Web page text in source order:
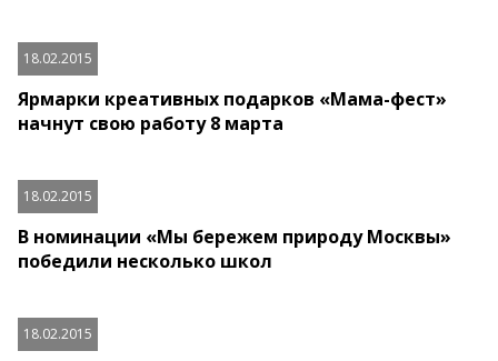
18.02.2015
Ярмарки креативных подарков «Мама-фест»
начнут свою работу 8 марта
18.02.2015
В номинации «Мы бережем природу Москвы»
победили несколько школ
18.02.2015